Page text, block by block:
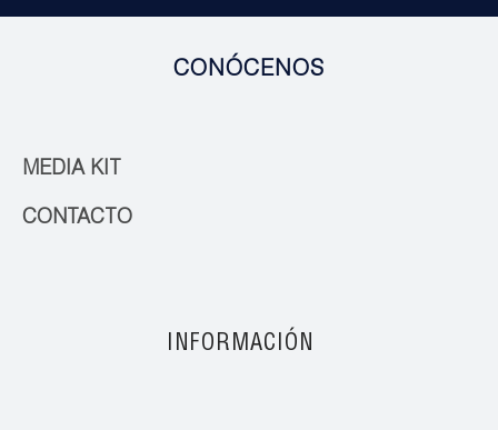
CONÓCENOS
MEDIA KIT
CONTACTO
INFORMACIÓN